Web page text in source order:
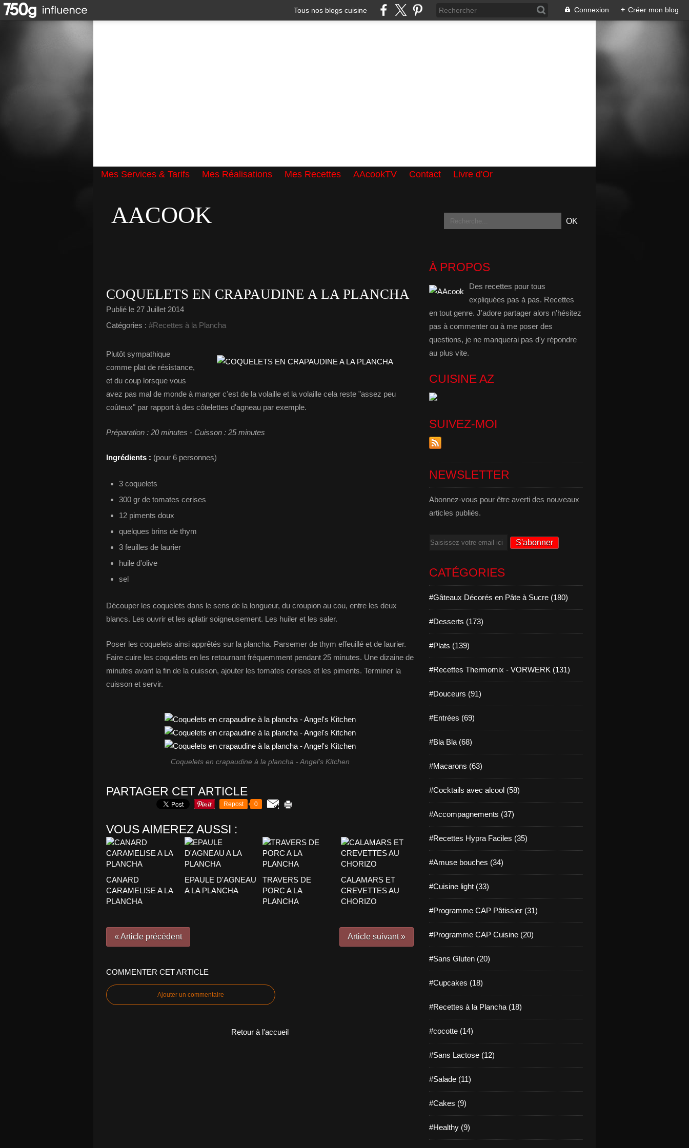
Tous nos blogs cuisine Connexion + Créer mon blog
Mes Services & Tarifs Mes Réalisations Mes Recettes AAcookTV Contact
Livre d'Or
AACOOK
COQUELETS EN CRAPAUDINE A LA PLANCHA
Publié le 27 Juillet 2014
Catégories : #Recettes à la Plancha
Plutôt sympathique
comme plat de résistance,
et du coup lorsque vous
avez pas mal de monde à manger c'est de la volaille et la volaille cela reste "assez peu
coûteux" par rapport à des côtelettes d'agneau par exemple.
Préparation : 20 minutes - Cuisson : 25 minutes
Ingrédients : (pour 6 personnes)
3 coquelets
300 gr de tomates cerises
12 piments doux
quelques brins de thym
3 feuilles de laurier
huile d'olive
sel
Découper les coquelets dans le sens de la longueur, du croupion au cou, entre les deux
blancs. Les ouvrir et les aplatir soigneusement. Les huiler et les saler.
Poser les coquelets ainsi apprêtés sur la plancha. Parsemer de thym effeuillé et de laurier.
Faire cuire les coquelets en les retournant fréquemment pendant 25 minutes. Une dizaine de
minutes avant la fin de la cuisson, ajouter les tomates cerises et les piments. Terminer la
cuisson et servir.
Coquelets en crapaudine à la plancha - Angel's Kitchen
PARTAGER CET ARTICLE
Repost 0
VOUS AIMEREZ AUSSI :
CANARD
CARAMELISE A LA
PLANCHA
EPAULE D'AGNEAU
A LA PLANCHA
TRAVERS DE
PORC A LA
PLANCHA
CALAMARS ET
CREVETTES AU
CHORIZO
« Article précédent Article suivant »
COMMENTER CET ARTICLE
Ajouter un commentaire
Retour à l'accueil
À PROPOS
Des recettes pour tous
expliquées pas à pas. Recettes
en tout genre. J'adore partager alors n'hésitez
pas à commenter ou à me poser des
questions, je ne manquerai pas d'y répondre
au plus vite.
CUISINE AZ
SUIVEZ-MOI
NEWSLETTER
Abonnez-vous pour être averti des nouveaux
articles publiés.
Email
CATÉGORIES
#Gâteaux Décorés en Pâte à Sucre (180)
#Desserts (173)
#Plats (139)
#Recettes Thermomix - VORWERK (131)
#Douceurs (91)
#Entrées (69)
#Bla Bla (68)
#Macarons (63)
#Cocktails avec alcool (58)
#Accompagnements (37)
#Recettes Hypra Faciles (35)
#Amuse bouches (34)
#Cuisine light (33)
#Programme CAP Pâtissier (31)
#Programme CAP Cuisine (20)
#Sans Gluten (20)
#Cupcakes (18)
#Recettes à la Plancha (18)
#cocotte (14)
#Sans Lactose (12)
#Salade (11)
#Cakes (9)
#Healthy (9)